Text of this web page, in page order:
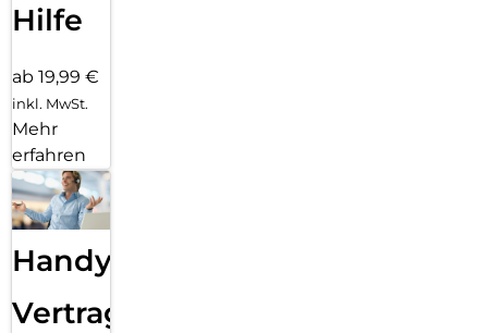
Hilfe
ab 19,99 €
inkl. MwSt.
Mehr
erfahren
Handy
Vertragsabwicklung